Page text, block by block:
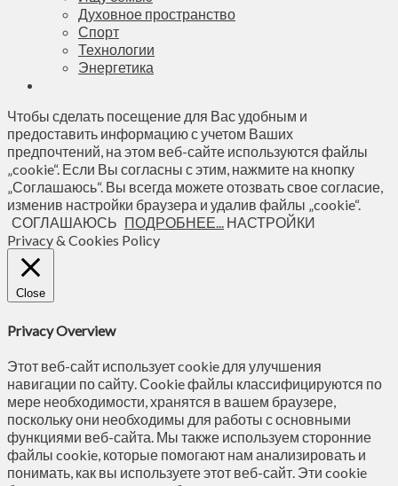
Духовное пространство
Спорт
Технологии
Энергетика
Чтобы сделать посещение для Вас удобным и
предоставить информацию с учетом Ваших
предпочтений, на этом веб-сайте используются файлы
„cookie“. Если Вы согласны с этим, нажмите на кнопку
„Соглашаюсь“. Вы всегда можете отозвать свое согласие,
изменив настройки браузера и удалив файлы „cookie“.
СОГЛАШАЮСЬ ПОДРОБНЕЕ... НАСТРОЙКИ
Privacy & Cookies Policy
Close
Privacy Overview
Этот веб-сайт использует cookie для улучшения
навигации по сайту. Сookie файлы классифицируются по
мере необходимости, хранятся в вашем браузере,
поскольку они необходимы для работы с основными
функциями веб-сайта. Мы также используем сторонние
файлы cookie, которые помогают нам анализировать и
понимать, как вы используете этот веб-сайт. Эти cookie